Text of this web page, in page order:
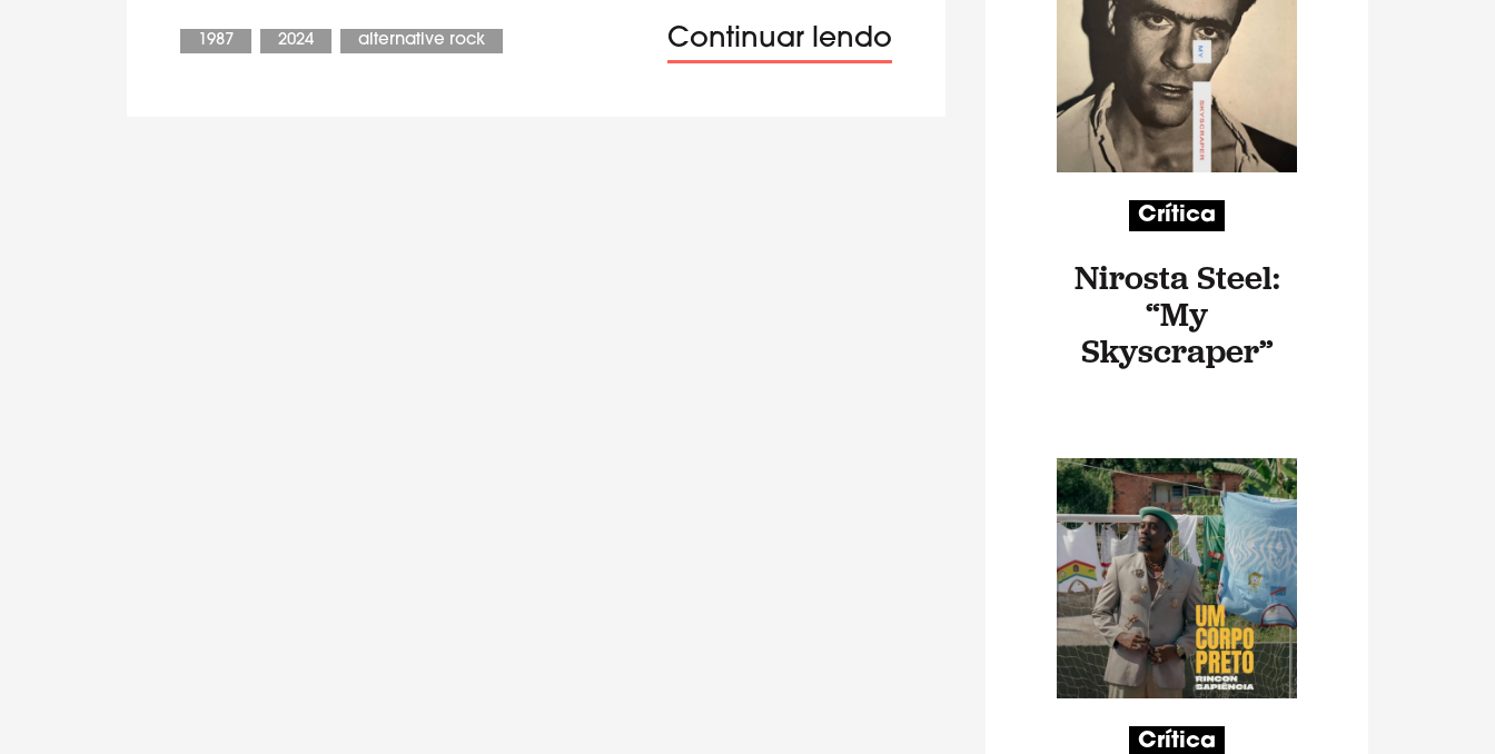
1987 2024 alternative rock Continuar lendo
Crítica
Nirosta Steel:
“My
Skyscraper”
Crítica